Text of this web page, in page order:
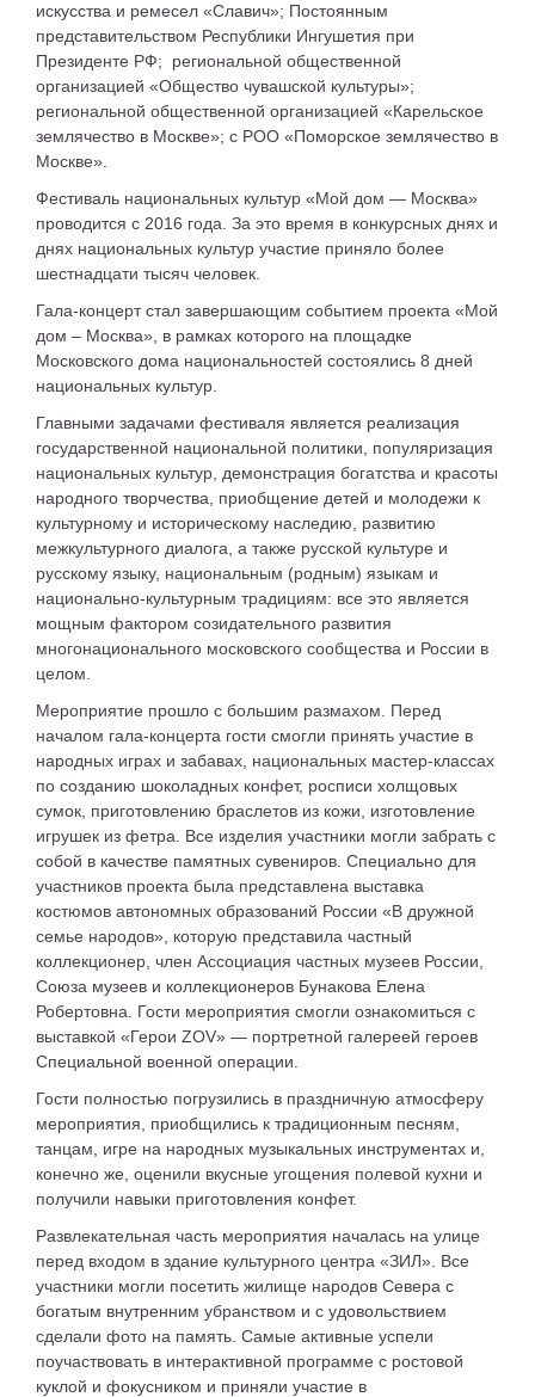
искусства и ремесел «Славич»; Постоянным
представительством Республики Ингушетия при
Президенте РФ; региональной общественной
организацией «Общество чувашской культуры»;
региональной общественной организацией «Карельское
землячество в Москве»; с РОО «Поморское землячество в
Москве».
Фестиваль национальных культур «Мой дом — Москва»
проводится с 2016 года. За это время в конкурсных днях и
днях национальных культур участие приняло более
шестнадцати тысяч человек.
Гала-концерт стал завершающим событием проекта «Мой
дом – Москва», в рамках которого на площадке
Московского дома национальностей состоялись 8 дней
национальных культур.
Главными задачами фестиваля является реализация
государственной национальной политики, популяризация
национальных культур, демонстрация богатства и красоты
народного творчества, приобщение детей и молодежи к
культурному и историческому наследию, развитию
межкультурного диалога, а также русской культуре и
русскому языку, национальным (родным) языкам и
национально-культурным традициям: все это является
мощным фактором созидательного развития
многонационального московского сообщества и России в
целом.
Мероприятие прошло с большим размахом. Перед
началом гала-концерта гости смогли принять участие в
народных играх и забавах, национальных мастер-классах
по созданию шоколадных конфет, росписи холщовых
сумок, приготовлению браслетов из кожи, изготовление
игрушек из фетра. Все изделия участники могли забрать с
собой в качестве памятных сувениров. Специально для
участников проекта была представлена выставка
костюмов автономных образований России «В дружной
семье народов», которую представила частный
коллекционер, член Ассоциация частных музеев России,
Союза музеев и коллекционеров Бунакова Елена
Робертовна. Гости мероприятия смогли ознакомиться с
выставкой «Герои ZOV» — портретной галереей героев
Специальной военной операции.
Гости полностью погрузились в праздничную атмосферу
мероприятия, приобщились к традиционным песням,
танцам, игре на народных музыкальных инструментах и,
конечно же, оценили вкусные угощения полевой кухни и
получили навыки приготовления конфет.
Развлекательная часть мероприятия началась на улице
перед входом в здание культурного центра «ЗИЛ». Все
участники могли посетить жилище народов Севера с
богатым внутренним убранством и с удовольствием
сделали фото на память. Самые активные успели
поучаствовать в интерактивной программе с ростовой
куклой и фокусником и приняли участие в